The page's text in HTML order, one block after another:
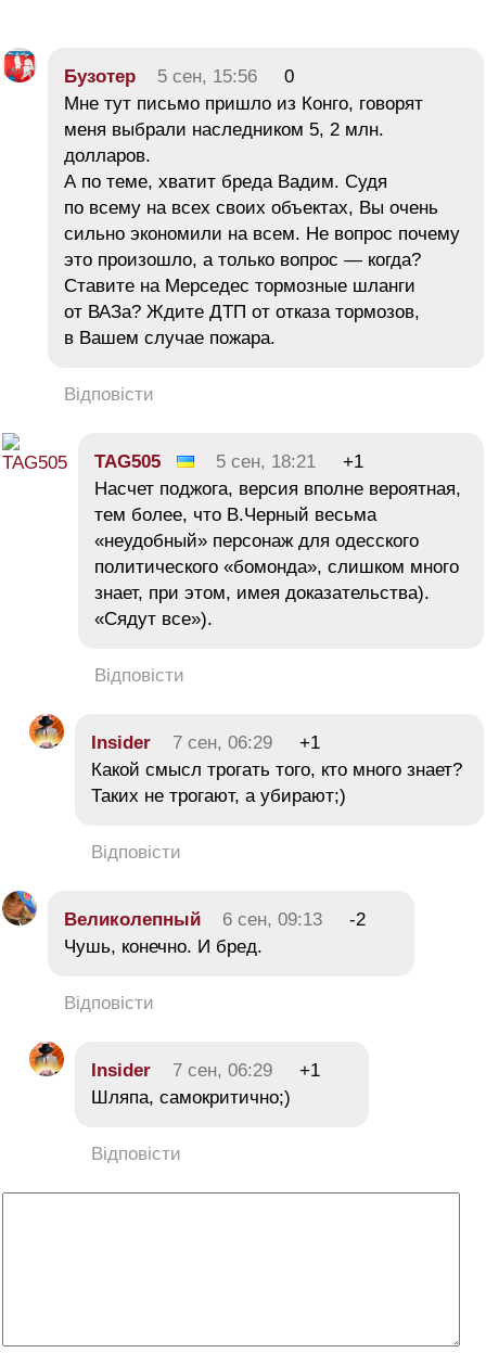
Бузотер 5 сен, 15:56
0
Мне тут письмо пришло из Конго, говорят
меня выбрали наследником 5, 2 млн.
долларов.
А по теме, хватит бреда Вадим. Судя
по всему на всех своих объектах, Вы очень
сильно экономили на всем. Не вопрос почему
это произошло, а только вопрос — когда?
Ставите на Мерседес тормозные шланги
от ВАЗа? Ждите ДТП от отказа тормозов,
в Вашем случае пожара.
Відповісти
TAG505 5 сен, 18:21
+1
Насчет поджога, версия вполне вероятная,
тем более, что В.Черный весьма
«неудобный» персонаж для одесского
политического «бомонда», слишком много
знает, при этом, имея доказательства).
«Сядут все»).
Відповісти
Insider 7 сен, 06:29
+1
Какой смысл трогать того, кто много знает?
Таких не трогают, а убирают;)
Відповісти
Великолепный 6 сен, 09:13
-2
Чушь, конечно. И бред.
Відповісти
Insider 7 сен, 06:29
+1
Шляпа, самокритично;)
Відповісти